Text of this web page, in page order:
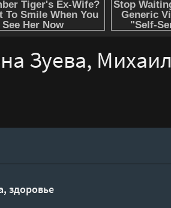
Зуева, Михаил
здоровье